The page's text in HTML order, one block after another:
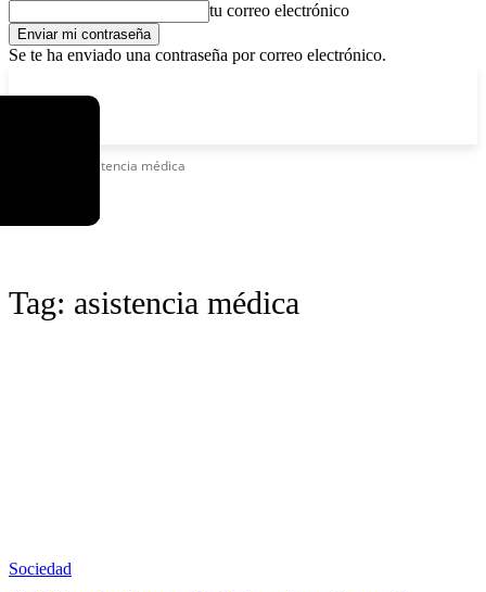
tu correo electrónico
Se te ha enviado una contraseña por correo electrónico.
Asistencia médica
Tag: asistencia médica
Sociedad